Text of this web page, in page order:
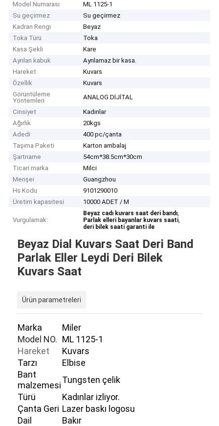
Model Numarası
ML 1125-1
Su geçirmez
Su geçirmez
Kadran Rengi
Beyaz
Toka Türü
Toka
Kasa Şekli
Kare
Ayrılan kabuk
Ayrılamaz bir kasa.
Hareket
Kuvars
Özellik
Kuvars
Görüntüleme
Yöntemleri
ANALOG DİJİTAL
Cinsiyet
Kadınlar
Ağırlık
20kgs
Adedi
400 pc/çanta
Taşıma Paketi
Karton ambalaj
Şartname
54cm*38.5cm*30cm
Ticari marka
Milci
Menşei
Guangzhou
Hs Kodu
9101290010
Üretim kapasitesi
10000 ADET / M
Vurgulamak:
Beyaz cadı kuvars saat deri bandı,
Parlak elleri bayanlar kuvars saati,
deri bilek saati garanti ile
Beyaz Dial Kuvars Saat Deri Band
Parlak Eller Leydi Deri Bilek
Kuvars Saat
Ürün parametreleri
Marka
Miler
Model NO. ML 1125-1
Hareket
Kuvars
Tarzı
Elbise
Bant
malzemesi
Tungsten çelik
Türü
Kadınlar izliyor.
Çanta Geri Lazer baskı logosu
Dail
Bakır